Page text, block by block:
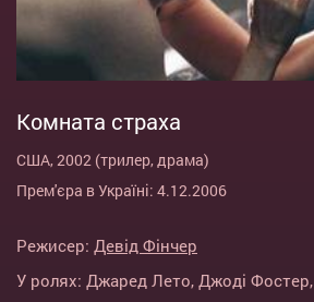
Комната страха
США, 2002 (трилер, драма)
Прем'єра в Україні: 4.12.2006
Режисер: Девід Фінчер
У ролях: Джаред Лето, Джоді Фостер,